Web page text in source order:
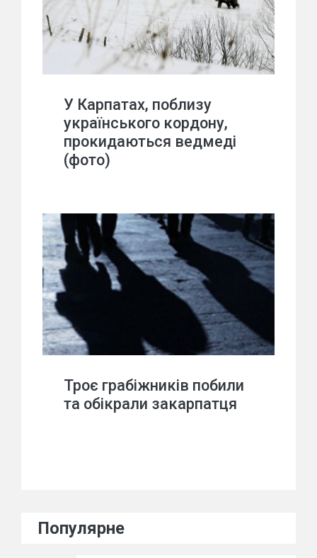
У Карпатах, поблизу
українського кордону,
прокидаються ведмеді
(фото)
Троє грабіжників побили
та обікрали закарпатця
Популярне